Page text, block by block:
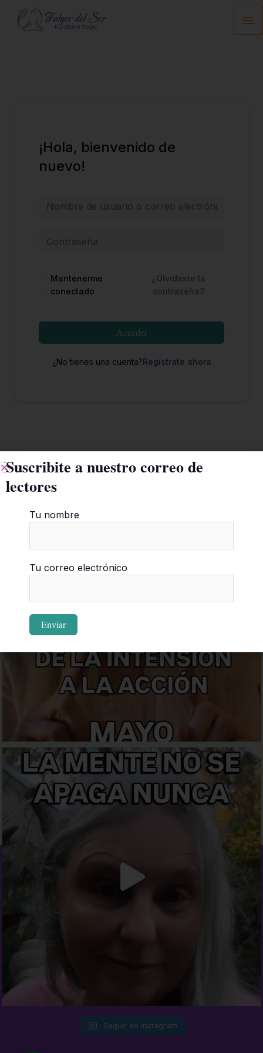
¡Hola, bienvenido de
nuevo!
Mantenerme
conectado
¿Olvidaste la
contraseña?
Acceder
¿No tienes una cuenta?Regístrate ahora
Seguir en Instagram
Suscribite a nuestro correo de
lectores
Tu nombre
Tu correo electrónico